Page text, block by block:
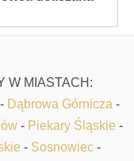
W MIASTACH:
- Dąbrowa Górnicza -
- Piekary Śląskie-
- Sosnowiec -